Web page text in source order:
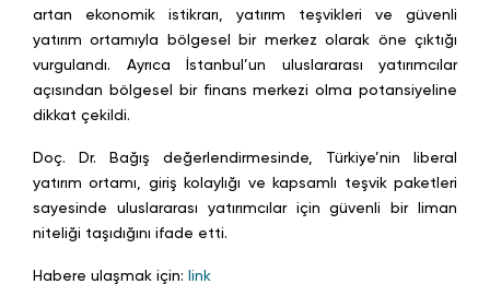
artan ekonomik istikrarı, yatırım teşvikleri ve güvenli
yatırım ortamıyla bölgesel bir merkez olarak öne çıktığı
vurgulandı. Ayrıca İstanbul’un uluslararası yatırımcılar
açısından bölgesel bir finans merkezi olma potansiyeline
dikkat çekildi.
Doç. Dr. Bağış değerlendirmesinde, Türkiye’nin liberal
yatırım ortamı, giriş kolaylığı ve kapsamlı teşvik paketleri
sayesinde uluslararası yatırımcılar için güvenli bir liman
niteliği taşıdığını ifade etti.
Habere ulaşmak için: link